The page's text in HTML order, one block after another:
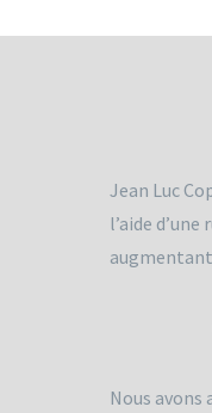
Jean Luc
l’aide
Nous